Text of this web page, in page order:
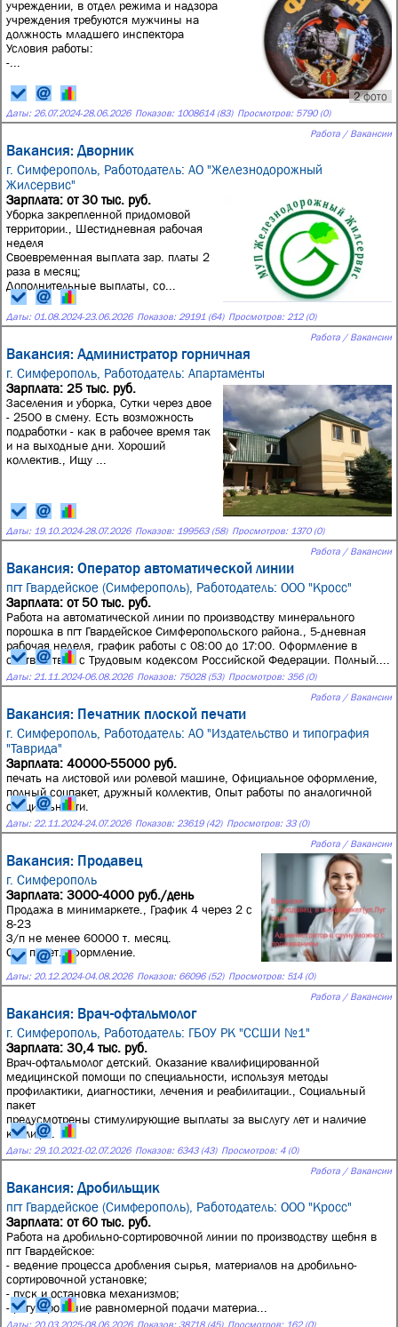
2 фото
учреждении, в отдeл режима и надзора
учреждения требуются мужчины нa
должнocть млaдшeгo инспектoра
Условия работы:
-...
Даты: 26.07.2024-28.06.2026 Показов: 1008614 (83) Просмотров: 5790 (0)
Работа / Вакансии
Вакансия: Дворник
г. Симферополь, Работодатель: АО "Железнодорожный
Жилсервис"
Зарплата: от 30 тыс. руб.
Уборка закрепленной придомовой
территории., Шестидневная рабочая
неделя
Своевременная выплата зар. платы 2
раза в месяц;
Дополнительные выплаты, со...
Даты: 01.08.2024-23.06.2026 Показов: 29191 (64) Просмотров: 212 (0)
Работа / Вакансии
Вакансия: Администратор горничная
г. Симферополь, Работодатель: Апартаменты
Зарплата: 25 тыс. руб.
Заселения и уборка, Сутки через двое
- 2500 в смену. Есть возможность
подработки - как в рабочее время так
и на выходные дни. Хороший
коллектив., Ищу ...
Даты: 19.10.2024-28.07.2026 Показов: 199563 (58) Просмотров: 1370 (0)
Работа / Вакансии
Вакансия: Оператор автоматической линии
пгт Гвардейское (Симферополь), Работодатель: ООО "Кросс"
Зарплата: от 50 тыс. руб.
Работа на автоматической линии по производству минерального
порошка в пгт Гвардейское Симферопольского района., 5-дневная
рабочая неделя, график работы с 08:00 до 17:00. Оформление в
соответствии с Трудовым кодексом Российской Федерации. Полный....
Даты: 21.11.2024-06.08.2026 Показов: 75028 (53) Просмотров: 356 (0)
Работа / Вакансии
Вакансия: Печатник плоской печати
г. Симферополь, Работодатель: АО "Издательство и типография
"Таврида"
Зарплата: 40000-55000 руб.
печать на листовой или ролевой машине, Официальное оформление,
полный соцпакет, дружный коллектив, Опыт работы по аналогичной
специальности.
Даты: 22.11.2024-24.07.2026 Показов: 23619 (42) Просмотров: 33 (0)
Работа / Вакансии
Вакансия: Продавец
г. Симферополь
Зарплата: 3000-4000 руб./день
Продажа в минимаркете., График 4 через 2 с
8-23
З/п не менее 60000 т. месяц.
Соц пакет. оформление.
Даты: 20.12.2024-04.08.2026 Показов: 66096 (52) Просмотров: 514 (0)
Работа / Вакансии
Вакансия: Врач-офтальмолог
г. Симферополь, Работодатель: ГБОУ РК "ССШИ №1"
Зарплата: 30,4 тыс. руб.
Врач-офтальмолог детский. Оказание квалифицированной
медицинской помощи по специальности, используя методы
профилактики, диагностики, лечения и реабилитации., Социальный
пакет
предусмотрены стимулирующие выплаты за выслугу лет и наличие
квалиф...
Даты: 29.10.2021-02.07.2026 Показов: 6343 (43) Просмотров: 4 (0)
Работа / Вакансии
Вакансия: Дробильщик
пгт Гвардейское (Симферополь), Работодатель: ООО "Кросс"
Зарплата: от 60 тыс. руб.
Работа на дробильно-сортировочной линии по производству щебня в
пгт Гвардейское:
- ведение процесса дробления сырья, материалов на дробильно-
сортировочной установке;
- пуск и остановка механизмов;
- регулирование равномерной подачи материа...
Даты: 20.03.2025-08.06.2026 Показов: 38718 (45) Просмотров: 162 (0)